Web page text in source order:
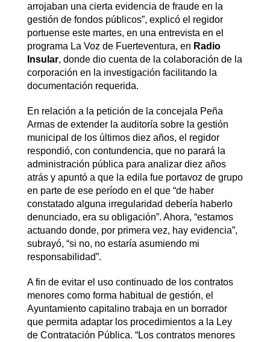
arrojaban una cierta evidencia de fraude en la
gestión de fondos públicos”, explicó el regidor
portuense este martes, en una entrevista en el
programa La Voz de Fuerteventura, en Radio
Insular, donde dio cuenta de la colaboración de la
corporación en la investigación facilitando la
documentación requerida.
En relación a la petición de la concejala Peña
Armas de extender la auditoría sobre la gestión
municipal de los últimos diez años, el regidor
respondió, con contundencia, que no parará la
administración pública para analizar diez años
atrás y apuntó a que la edila fue portavoz de grupo
en parte de ese período en el que “de haber
constatado alguna irregularidad debería haberlo
denunciado, era su obligación”. Ahora, “estamos
actuando donde, por primera vez, hay evidencia”,
subrayó, “si no, no estaría asumiendo mi
responsabilidad”.
A fin de evitar el uso continuado de los contratos
menores como forma habitual de gestión, el
Ayuntamiento capitalino trabaja en un borrador
que permita adaptar los procedimientos a la Ley
de Contratación Pública. “Los contratos menores